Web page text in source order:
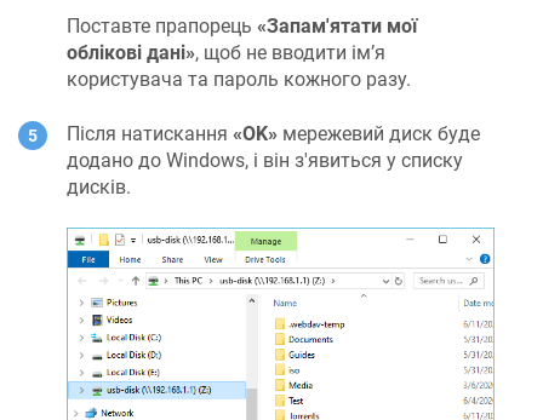
Поставте прапорець «Запам'ятати мої
облікові дані», щоб не вводити ім’я
користувача та пароль кожного разу.
Після натискання «OK» мережевий диск буде
додано до Windows, і він з'явиться у списку
дисків.